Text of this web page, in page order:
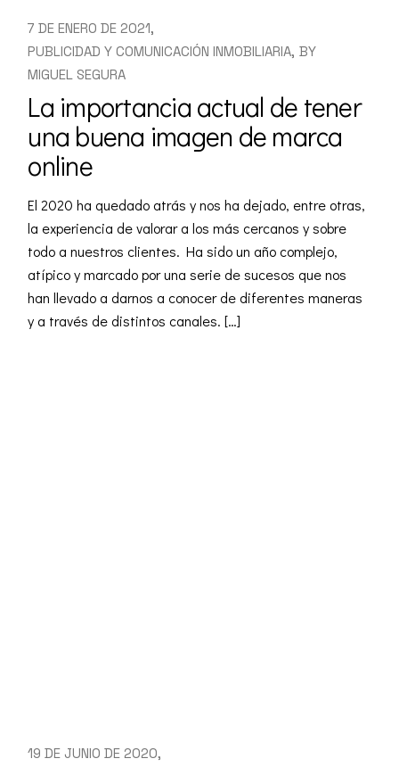
7 DE ENERO DE 2021
PUBLICIDAD Y COMUNICACIÓN INMOBILIARIA BY
MIGUEL SEGURA
La importancia actual de tener
una buena imagen de marca
online
El 2020 ha quedado atrás y nos ha dejado, entre otras,
la experiencia de valorar a los más cercanos y sobre
todo a nuestros clientes. Ha sido un año complejo,
atípico y marcado por una serie de sucesos que nos
han llevado a darnos a conocer de diferentes maneras
y a través de distintos canales. […]
19 DE JUNIO DE 2020